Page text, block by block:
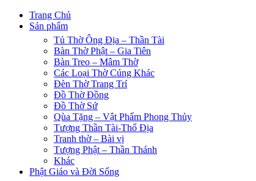
Trang Chủ
Sản phẩm
Tủ Thờ Ông Địa – Thần Tài
Bàn Thờ Phật – Gia Tiên
Bàn Treo – Mâm Thờ
Các Loại Thờ Cúng Khác
Đèn Thờ Trang Trí
Đồ Thờ Đồng
Đồ Thờ Sứ
Qùa Tặng – Vật Phẩm Phong Thủy
Tượng Thần Tài-Thổ Địa
Tranh thờ – Bài vị
Tượng Phật – Thần Thánh
Khác
Phật Giáo và Đời Sống